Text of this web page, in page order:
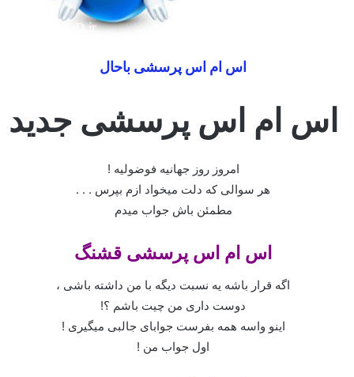
اس ام اس پرسشی باحال
اس ام اس پرسشی جدید
امروز روز جهانیه فوضولیه !
هر سوالی که دلت میخواد ازم بپرس . . .
مطمئن باش جواب میدم
اس ام اس پرسشی قشنگ
اگه قرار باشه یه نسبت دیگه با من داشته باشی ،
دوست داری من چیت باشم ؟!
اینو واسه همه بفرست جوابای جالبی میگیری !
اول جواب من !